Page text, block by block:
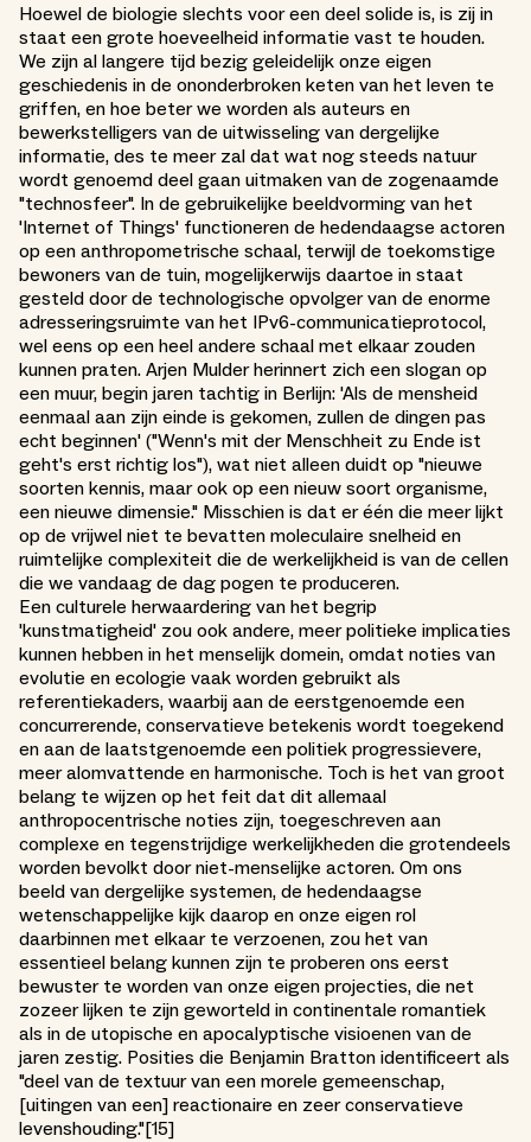
Hoewel de biologie slechts voor een deel solide is, is zij in
staat een grote hoeveelheid informatie vast te houden.
We zijn al langere tijd bezig geleidelijk onze eigen
geschiedenis in de ononderbroken keten van het leven te
griffen, en hoe beter we worden als auteurs en
bewerkstelligers van de uitwisseling van dergelijke
informatie, des te meer zal dat wat nog steeds natuur
wordt genoemd deel gaan uitmaken van de zogenaamde
"technosfeer". In de gebruikelijke beeldvorming van het
'Internet of Things' functioneren de hedendaagse actoren
op een anthropometrische schaal, terwijl de toekomstige
bewoners van de tuin, mogelijkerwijs daartoe in staat
gesteld door de technologische opvolger van de enorme
adresseringsruimte van het IPv6-communicatieprotocol,
wel eens op een heel andere schaal met elkaar zouden
kunnen praten. Arjen Mulder herinnert zich een slogan op
een muur, begin jaren tachtig in Berlijn: 'Als de mensheid
eenmaal aan zijn einde is gekomen, zullen de dingen pas
echt beginnen' ("Wenn's mit der Menschheit zu Ende ist
geht's erst richtig los"), wat niet alleen duidt op "nieuwe
soorten kennis, maar ook op een nieuw soort organisme,
een nieuwe dimensie." Misschien is dat er één die meer lijkt
op de vrijwel niet te bevatten moleculaire snelheid en
ruimtelijke complexiteit die de werkelijkheid is van de cellen
die we vandaag de dag pogen te produceren.
Een culturele herwaardering van het begrip
'kunstmatigheid' zou ook andere, meer politieke implicaties
kunnen hebben in het menselijk domein, omdat noties van
evolutie en ecologie vaak worden gebruikt als
referentiekaders, waarbij aan de eerstgenoemde een
concurrerende, conservatieve betekenis wordt toegekend
en aan de laatstgenoemde een politiek progressievere,
meer alomvattende en harmonische. Toch is het van groot
belang te wijzen op het feit dat dit allemaal
anthropocentrische noties zijn, toegeschreven aan
complexe en tegenstrijdige werkelijkheden die grotendeels
worden bevolkt door niet-menselijke actoren. Om ons
beeld van dergelijke systemen, de hedendaagse
wetenschappelijke kijk daarop en onze eigen rol
daarbinnen met elkaar te verzoenen, zou het van
essentieel belang kunnen zijn te proberen ons eerst
bewuster te worden van onze eigen projecties, die net
zozeer lijken te zijn geworteld in continentale romantiek
als in de utopische en apocalyptische visioenen van de
jaren zestig. Posities die Benjamin Bratton identificeert als
"deel van de textuur van een morele gemeenschap,
[uitingen van een] reactionaire en zeer conservatieve
levenshouding."[15]